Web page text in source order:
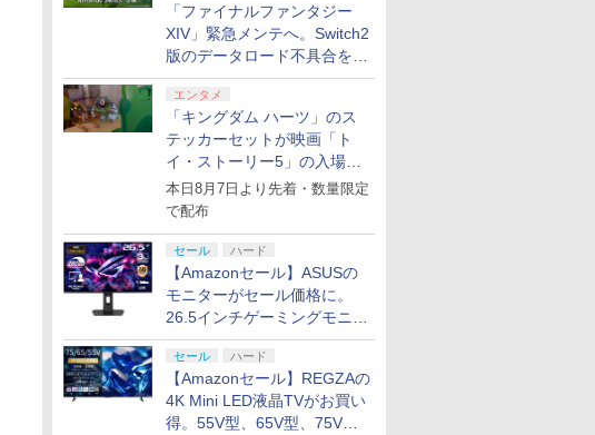
「ファイナルファンタジー
XIV」緊急メンテへ。Switch2
版のデータロード不具合を最
適化
エンタメ
「キングダム ハーツ」のス
テッカーセットが映画「ト
イ・ストーリー5」の入場特
典として配布決定！
本日8月7日より先着・数量限定
で配布
セール ハード
【Amazonセール】ASUSの
モニターがセール価格に。
26.5インチゲーミングモニタ
ー「ROG Strix OLED
XG27ACDMS」限定モデルも
お買い得
セール ハード
【Amazonセール】REGZAの
4K Mini LED液晶TVがお買い
得。55V型、65V型、75V型